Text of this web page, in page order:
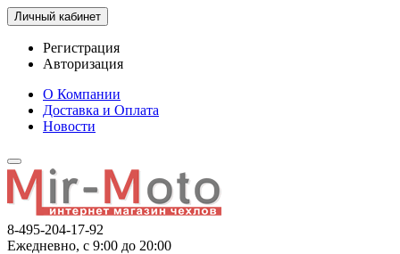
Личный кабинет
Регистрация
Авторизация
О Компании
Доставка и Оплата
Новости
8-495-204-17-92
Ежедневно, с 9:00 до 20:00